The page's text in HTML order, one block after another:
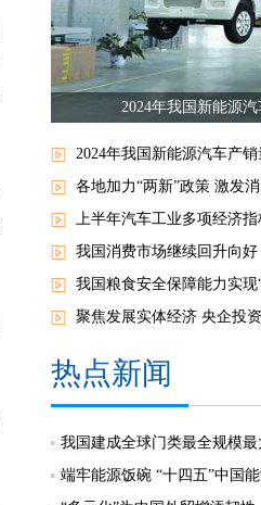
2024年我国新能源
2024年我国新能源汽车产
各地加力“两新”政策 激发
上半年汽车工业多项经济指
我国消费市场继续回升向好
我国粮食安全保障能力实现
聚焦发展实体经济 央企投
热点新闻
我国建成全球门类最全规模
端牢能源饭碗 “十四五”中国